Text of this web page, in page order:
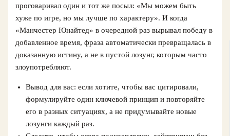
проговаривал один и тот же посыл: «Мы можем быть
хуже по игре, но мы лучше по характеру». И когда
«Манчестер Юнайтед» в очередной раз вырывал победу в
добавленное время, фраза автоматически превращалась в
доказанную истину, а не в пустой лозунг, которым часто
злоупотребляют.
Вывод для вас: если хотите, чтобы вас цитировали,
формулируйте один ключевой принцип и повторяйте
его в разных ситуациях, а не придумывайте новые
лозунги каждый раз.